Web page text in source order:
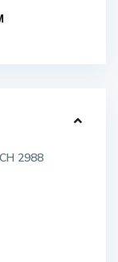
2988